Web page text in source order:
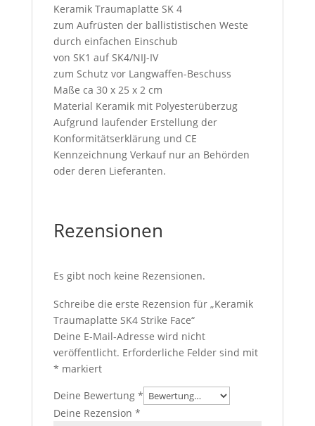
Keramik Traumaplatte SK 4
zum Aufrüsten der ballististischen Weste
durch einfachen Einschub
von SK1 auf SK4/NIJ-IV
zum Schutz vor Langwaffen-Beschuss
Maße ca 30 x 25 x 2 cm
Material Keramik mit Polyesterüberzug
Aufgrund laufender Erstellung der
Konformitätserklärung und CE
Kennzeichnung Verkauf nur an Behörden
oder deren Lieferanten.
Rezensionen
Es gibt noch keine Rezensionen.
Schreibe die erste Rezension für „Keramik
Traumaplatte SK4 Strike Face“
Deine E-Mail-Adresse wird nicht
veröffentlicht. Erforderliche Felder sind mit
* markiert
Deine Bewertung *
Deine Rezension *